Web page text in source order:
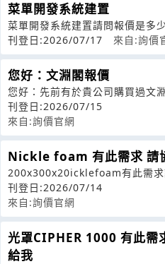
菜單開發系統建置
菜單開發系統建置請問報價是多
刊登日:2026/07/17
來自:詢價
您好：文淵閣報價
您好：先前有於貴公司購買過文
再購買一套，煩請貴公司提供報價
刊登日:2026/07/15
來自:詢價官網
Nickle foam 有此需求 請
200x300x20icklefoam有此需
刊登日:2026/07/14
來自:詢價官網
光罩CIPHER 1000 有此需
給我